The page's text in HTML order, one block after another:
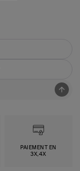
PAIEMENT EN
3X,4X